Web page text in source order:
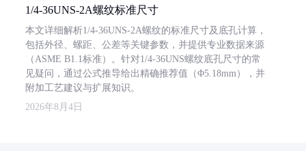
1/4-36UNS-2A螺纹标准尺寸
本文详细解析1/4-36UNS-2A螺纹的标准尺寸及底孔计算，
包括外径、螺距、公差等关键参数，并提供专业数据来源
（ASME B1.1标准）。针对1/4-36UNS螺纹底孔尺寸的常
见疑问，通过公式推导给出精确推荐值（Φ5.18mm），并
附加工艺建议与扩展知识。
2026年8月4日